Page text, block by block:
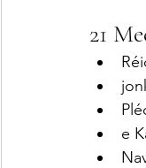
21
e